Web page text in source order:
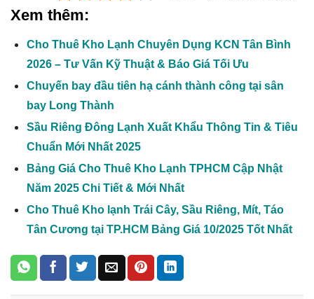
Xem thêm:
Cho Thuê Kho Lạnh Chuyên Dụng KCN Tân Bình
2026 – Tư Vấn Kỹ Thuật & Báo Giá Tối Ưu
Chuyến bay đầu tiên hạ cánh thành công tại sân
bay Long Thành
Sầu Riêng Đông Lạnh Xuất Khẩu Thông Tin & Tiêu
Chuẩn Mới Nhất 2025
Bảng Giá Cho Thuê Kho Lạnh TPHCM Cập Nhật
Năm 2025 Chi Tiết & Mới Nhất
Cho Thuê Kho lạnh Trái Cây, Sầu Riêng, Mít, Táo
Tân Cương tại TP.HCM Bảng Giá 10/2025 Tốt Nhất